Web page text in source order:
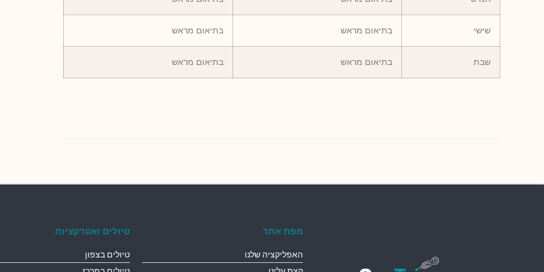
שישי בתיאום מראש בתיאום מראש
שבת בתיאום מראש בתיאום מראש
מפת אתר
האפליקציה שלנו
טיולים ואטרקציות
טיולים בצפון